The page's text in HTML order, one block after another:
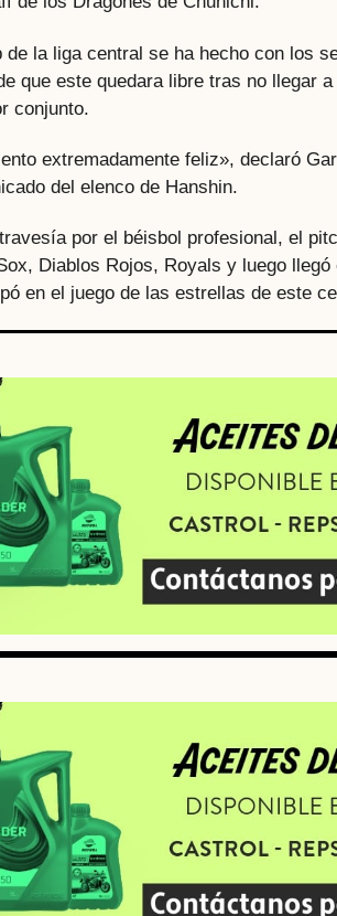
de la liga central se ha hecho con los
que este quedara libre tras no llegar
conjunto.
extremadamente feliz», declaró
del elenco de Hanshin.
por el béisbol profesional, el
Diablos Rojos, Royals y luego
en el juego de las estrellas de este